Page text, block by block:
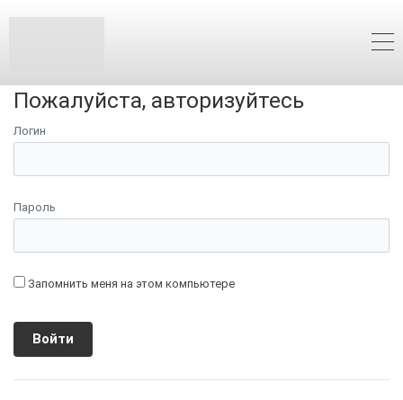
Пожалуйста, авторизуйтесь
Логин
Пароль
Запомнить меня на этом компьютере